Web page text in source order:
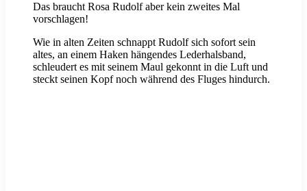
Das braucht Rosa Rudolf aber kein zweites Mal
vorschlagen!
Wie in alten Zeiten schnappt Rudolf sich sofort sein
altes, an einem Haken hängendes Lederhalsband,
schleudert es mit seinem Maul gekonnt in die Luft und
steckt seinen Kopf noch während des Fluges hindurch.